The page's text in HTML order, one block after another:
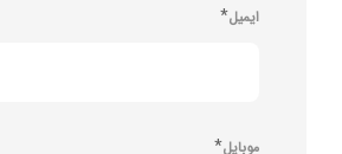
ایمیل*
موبایل*